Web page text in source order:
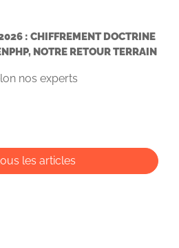
: CHIFFREMENT DOCTRINE
NOTRE RETOUR TERRAIN
nos experts
les articles